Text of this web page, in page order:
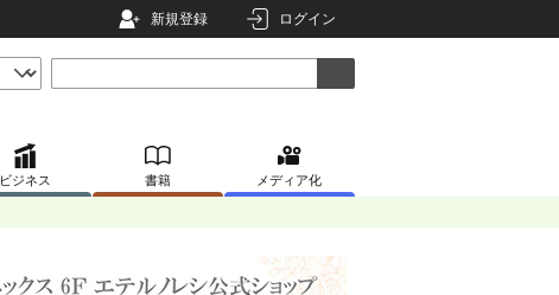
新規登録 ログイン
ビジネス 書籍 メディア化